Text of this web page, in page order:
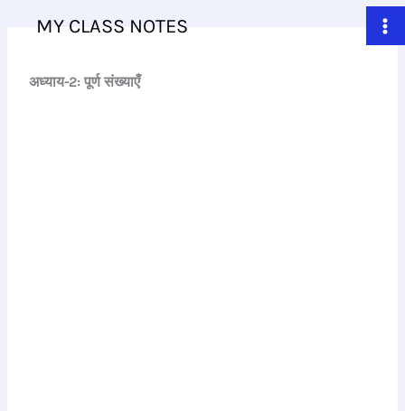
MY CLASS NOTES
अध्याय-2: पूर्ण संख्याएँ